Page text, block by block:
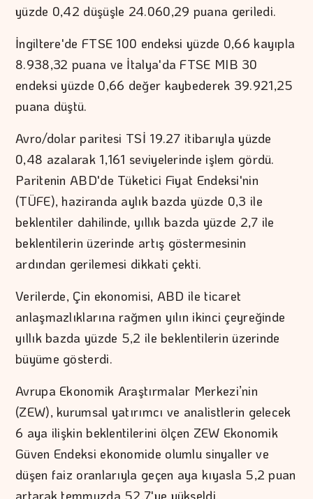
yüzde 0,42 düşüşle 24.060,29 puana geriledi.
İngiltere'de FTSE 100 endeksi yüzde 0,66 kayıpla
8.938,32 puana ve İtalya'da FTSE MIB 30
endeksi yüzde 0,66 değer kaybederek 39.921,25
puana düştü.
Avro/dolar paritesi TSİ 19.27 itibarıyla yüzde
0,48 azalarak 1,161 seviyelerinde işlem gördü.
Paritenin ABD'de Tüketici Fiyat Endeksi'nin
(TÜFE), haziranda aylık bazda yüzde 0,3 ile
beklentiler dahilinde, yıllık bazda yüzde 2,7 ile
beklentilerin üzerinde artış göstermesinin
ardından gerilemesi dikkati çekti.
Verilerde, Çin ekonomisi, ABD ile ticaret
anlaşmazlıklarına rağmen yılın ikinci çeyreğinde
yıllık bazda yüzde 5,2 ile beklentilerin üzerinde
büyüme gösterdi.
Avrupa Ekonomik Araştırmalar Merkezi’nin
(ZEW), kurumsal yatırımcı ve analistlerin gelecek
6 aya ilişkin beklentilerini ölçen ZEW Ekonomik
Güven Endeksi ekonomide olumlu sinyaller ve
düşen faiz oranlarıyla geçen aya kıyasla 5,2 puan